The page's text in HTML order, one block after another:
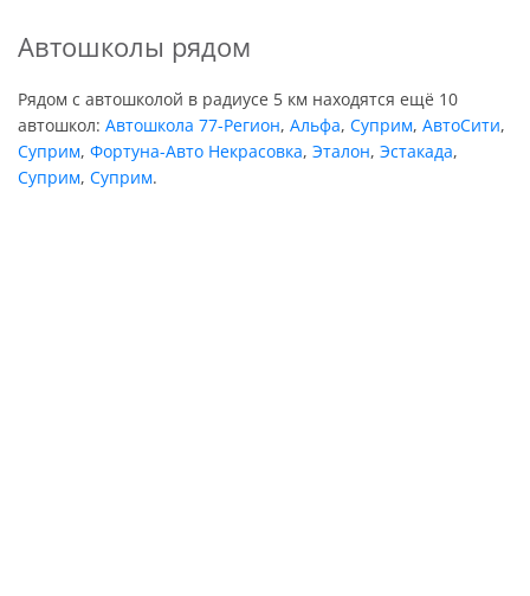
Автошколы рядом
Рядом с автошколой в радиусе 5 км находятся ещё 10
автошкол: Автошкола 77-Регион, Альфа, Суприм, АвтоСити,
Суприм, Фортуна-Авто Некрасовка, Эталон, Эстакада,
Суприм, Суприм.